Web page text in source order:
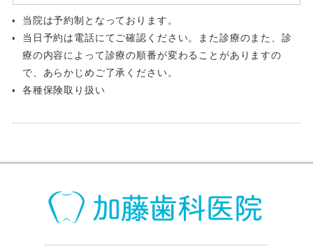
当院は予約制となっております。
当日予約は電話にてご確認ください。また診療のまた、診
療の内容によって診療の順番が変わることがありますの
で、あらかじめご了承ください。
各種保険取り扱い